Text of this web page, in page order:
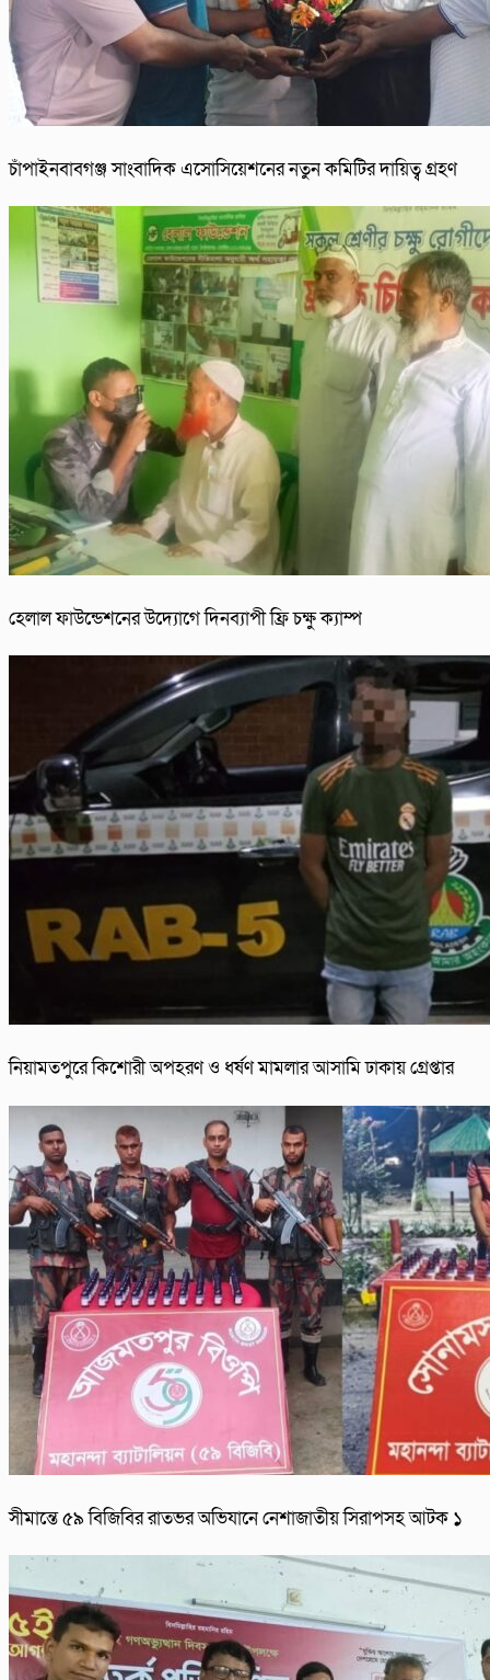
চাঁপাইনবাবগঞ্জ সাংবাদিক এসোসিয়েশনের নতুন কমিটির দায়িত্ব গ্রহণ
হেলাল ফাউন্ডেশনের উদ্যোগে দিনব্যাপী ফ্রি চক্ষু ক্যাম্প
নিয়ামতপুরে কিশোরী অপহরণ ও ধর্ষণ মামলার আসামি ঢাকায় গ্রেপ্তার
সীমান্তে ৫৯ বিজিবির রাতভর অভিযানে নেশাজাতীয় সিরাপসহ আটক ১